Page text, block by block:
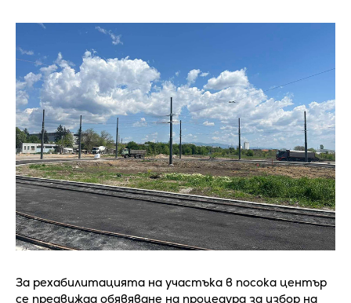
За рехабилитацията на участъка в посока център
се предвижда обявяване на процедура за избор на